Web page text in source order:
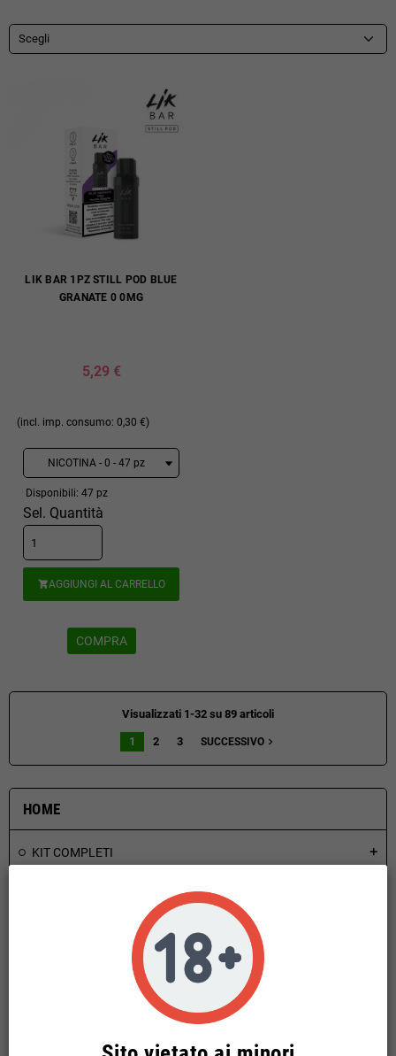
HOME
KIT COMPLETI add
RICAMBI ATOMIZZATORI
LIQUIDI PRONTI TPD
Scegli
LIK BAR 1PZ STILL POD BLUE
GRANATE 0 0MG
5,29 €
(incl. imp. consumo: 0,30 €)
Disponibili: 47 pz
Sel. Quantità
AGGIUNGI AL CARRELLO
COMPRA
Visualizzati 1-32 su 89 articoli
1 2 3 SUCCESSIVOnavigate_next